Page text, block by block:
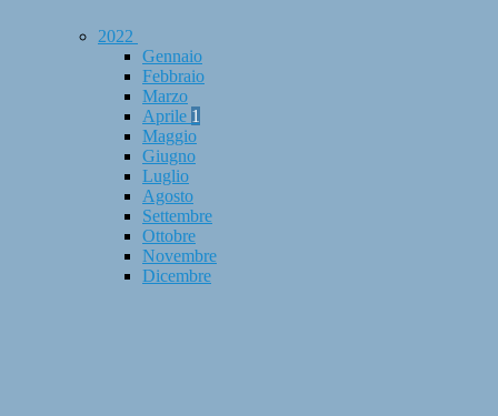
2022
Gennaio
Febbraio
Marzo
Aprile 1
Maggio
Giugno
Luglio
Agosto
Settembre
Ottobre
Novembre
Dicembre